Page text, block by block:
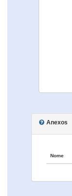
Anexos
Nome